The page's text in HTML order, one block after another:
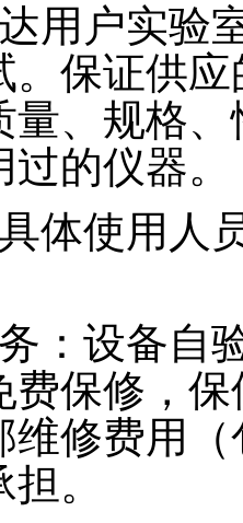
用户实验
。保证供
量、规格
的仪器。
体使用人
：设备自
费保修，
维修费用
。